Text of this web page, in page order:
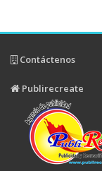
Contáctenos
Publirecreate